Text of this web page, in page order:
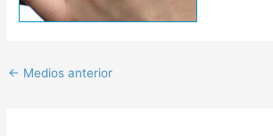
← Medios anterior